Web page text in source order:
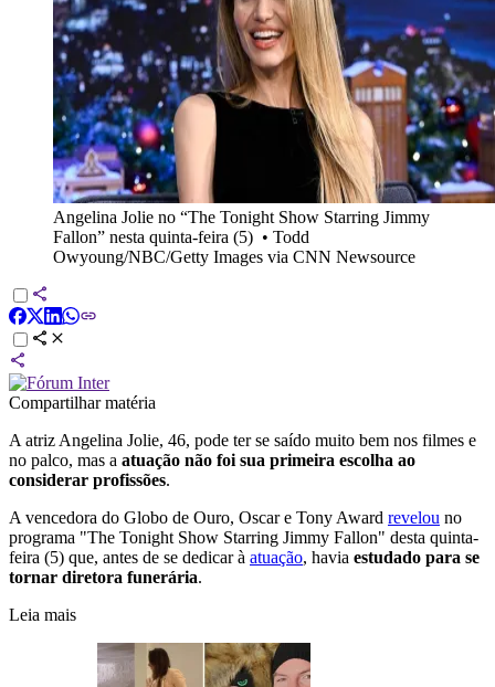
Angelina Jolie no “The Tonight Show Starring Jimmy
Fallon” nesta quinta-feira (5) • Todd
Owyoung/NBC/Getty Images via CNN Newsource
Compartilhar matéria
A atriz Angelina Jolie, 46, pode ter se saído muito bem nos filmes e
no palco, mas a atuação não foi sua primeira escolha ao
considerar profissões.
A vencedora do Globo de Ouro, Oscar e Tony Award revelou no
programa "The Tonight Show Starring Jimmy Fallon" desta quinta-
feira (5) que, antes de se dedicar à atuação, havia estudado para se
tornar diretora funerária.
Leia mais